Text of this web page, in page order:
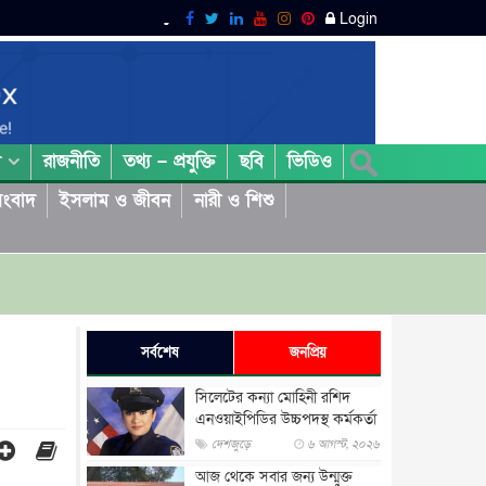
Login
রাজনীতি তথ্য – প্রযুক্তি ছবি
ভিডিও
ইসলাম ও জীবন
নারী ও শিশু
সর্বশেষ জনপ্রিয়
সিলেটের কন্যা মোহিনী রশিদ
এনওয়াইপিডির উচ্চপদস্থ কর্মকর্তা
দেশজুড়ে ৬ আগস্ট, ২০২৬
আজ থেকে সবার জন্য উন্মুক্ত